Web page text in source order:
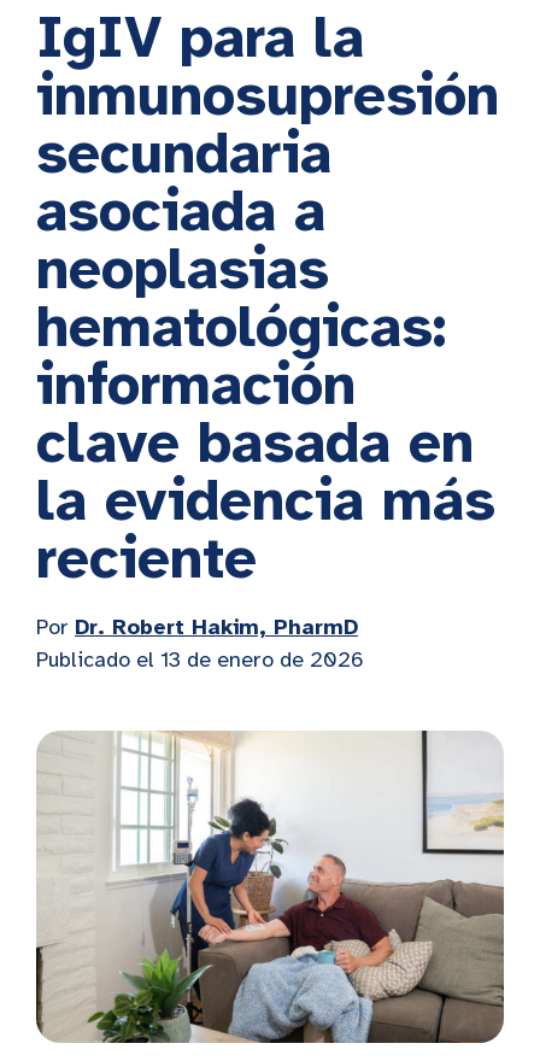
IgIV para la
inmunosupresión
secundaria
asociada a
neoplasias
hematológicas:
información
clave basada en
la evidencia más
reciente
Por Dr. Robert Hakim, PharmD
Publicado el 13 de enero de 2026